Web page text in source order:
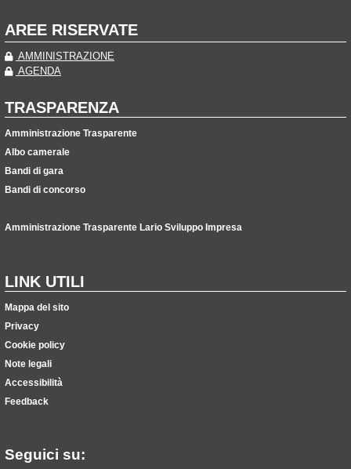
AREE RISERVATE
AMMINISTRAZIONE
AGENDA
TRASPARENZA
Amministrazione Trasparente
Albo camerale
Bandi di gara
Bandi di concorso
Amministrazione Trasparente Lario Sviluppo Impresa
LINK UTILI
Mappa del sito
Privacy
Cookie policy
Note legali
Accessibilità
Feedback
Seguici su: